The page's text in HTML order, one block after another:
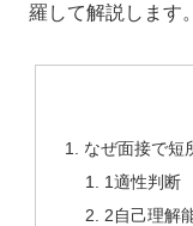
羅して解説します。
なぜ面接で短
1適性判断
2自己理解